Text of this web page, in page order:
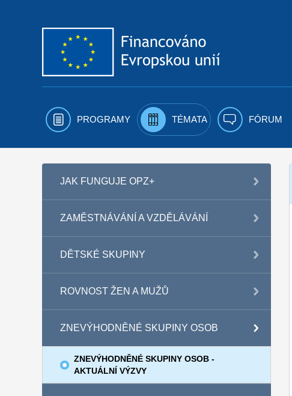
PROGRAMY TÉMATA FÓRUM
JAK FUNGUJE OPZ+
ZAMĚSTNÁVÁNÍ A VZDĚLÁVÁNÍ
DĚTSKÉ SKUPINY
ROVNOST ŽEN A MUŽŮ
ZNEVÝHODNĚNÉ SKUPINY OSOB
ZNEVÝHODNĚNÉ SKUPINY OSOB -
AKTUÁLNÍ VÝZVY